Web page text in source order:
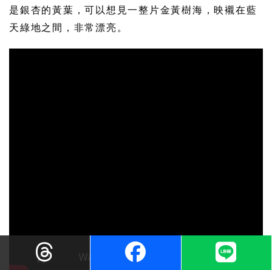
是銀杏的黃葉，可以想見一整片金黃樹海，映襯在藍
天綠地之間，非常漂亮。